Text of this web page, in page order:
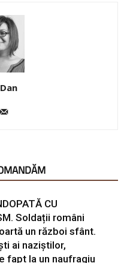
CU
Soldații români
un război sfânt.
ai naziștilor,
fapt la un naufragiu